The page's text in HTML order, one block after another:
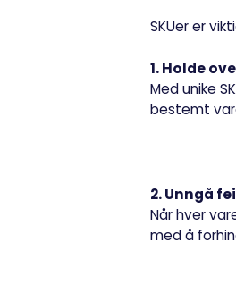
SKUer er
1. Holde
Med unike
bestemt
2. Unngå
Når hver
med å